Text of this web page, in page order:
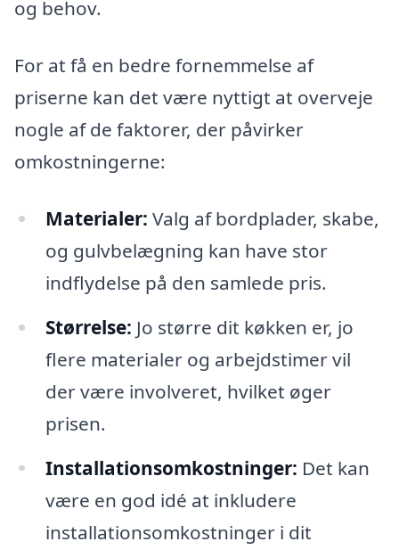
og behov.
For at få en bedre fornemmelse af
priserne kan det være nyttigt at overveje
nogle af de faktorer, der påvirker
omkostningerne:
Materialer: Valg af bordplader, skabe,
og gulvbelægning kan have stor
indflydelse på den samlede pris.
Størrelse: Jo større dit køkken er, jo
flere materialer og arbejdstimer vil
der være involveret, hvilket øger
prisen.
Installationsomkostninger: Det kan
være en god idé at inkludere
installationsomkostninger i dit